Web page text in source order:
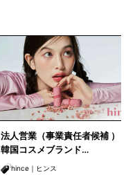
法人営業（事業責任者候補 ）｜
韓国コスメブランド
「SKINFOOD」「 hince」他
hince｜ヒンス